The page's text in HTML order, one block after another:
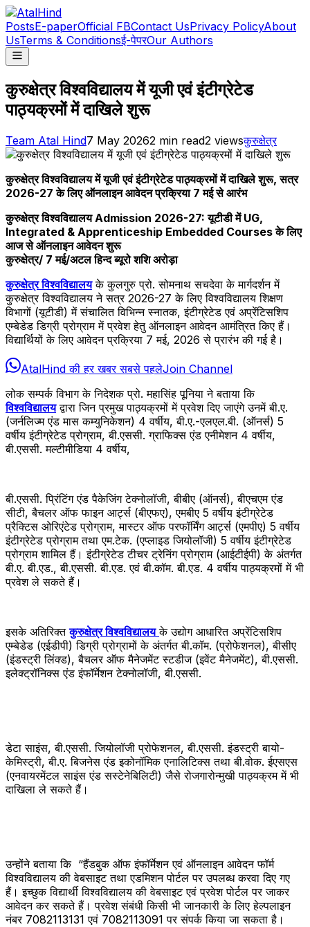
PostsE-paperOfficial FBContact UsPrivacy PolicyAbout
UsTerms & Conditionsई-पेपरOur Authors
कुरुक्षेत्र विश्वविद्यालय में यूजी एवं इंटीग्रेटेड
पाठ्यक्रमों में दाखिले शुरू
Team Atal Hind7 May 20262 min read2 viewsकुरुक्षेत्र
कुरुक्षेत्र विश्वविद्यालय में यूजी एवं इंटीग्रेटेड पाठ्यक्रमों में दाखिले शुरू, सत्र
2026-27 के लिए ऑनलाइन आवेदन प्रक्रिया 7 मई से आरंभ
कुरुक्षेत्र विश्वविद्यालय Admission 2026-27: यूटीडी में UG,
Integrated & Apprenticeship Embedded Courses के लिए
आज से ऑनलाइन आवेदन शुरू
कुरुक्षेत्र/ 7 मई/अटल हिन्द ब्यूरो शशि अरोड़ा
कुरुक्षेत्र विश्वविद्यालयके कुलगुरु प्रो. सोमनाथ सचदेवा के मार्गदर्शन में
कुरुक्षेत्र विश्वविद्यालय ने सत्र 2026-27 के लिए विश्वविद्यालय शिक्षण
विभागों (यूटीडी) में संचालित विभिन्न स्नातक, इंटीग्रेटेड एवं अप्रेंटिसशिप
एम्बेडेड डिग्री प्रोग्राम में प्रवेश हेतु ऑनलाइन आवेदन आमंत्रित किए हैं।
विद्यार्थियों के लिए आवेदन प्रक्रिया 7 मई, 2026 से प्रारंभ की गई है।
AtalHind की हर खबर सबसे पहलेJoin Channel
लोक सम्पर्क विभाग के निदेशक प्रो. महासिंह पूनिया ने बताया कि
विश्वविद्यालयद्वारा जिन प्रमुख पाठ्यक्रमों में प्रवेश दिए जाएंगे उनमें बी.ए.
(जर्नलिज्म एंड मास कम्युनिकेशन) 4 वर्षीय, बी.ए.-एलएल.बी. (ऑनर्स) 5
वर्षीय इंटीग्रेटेड प्रोग्राम, बी.एससी. ग्राफिक्स एंड एनीमेशन 4 वर्षीय,
बी.एससी. मल्टीमीडिया 4 वर्षीय,
बी.एससी. प्रिंटिंग एंड पैकेजिंग टेक्नोलॉजी, बीबीए (ऑनर्स), बीएचएम एंड
सीटी, बैचलर ऑफ फाइन आर्ट्स (बीएफए), एमबीए 5 वर्षीय इंटीग्रेटेड
प्रैक्टिस ओरिएंटेड प्रोग्राम, मास्टर ऑफ परफॉर्मिंग आर्ट्स (एमपीए) 5 वर्षीय
इंटीग्रेटेड प्रोग्राम तथा एम.टेक. (एप्लाइड जियोलॉजी) 5 वर्षीय इंटीग्रेटेड
प्रोग्राम शामिल हैं। इंटीग्रेटेड टीचर ट्रेनिंग प्रोग्राम (आईटीईपी) के अंतर्गत
बी.ए. बी.एड., बी.एससी. बी.एड. एवं बी.कॉम. बी.एड. 4 वर्षीय पाठ्यक्रमों में भी
प्रवेश ले सकते हैं।
इसके अतिरिक्तकुरुक्षेत्र विश्वविद्यालय के उद्योग आधारित अप्रेंटिसशिप
एम्बेडेड (एईडीपी) डिग्री प्रोग्रामों के अंतर्गत बी.कॉम. (प्रोफेशनल), बीसीए
(इंडस्ट्री लिंक्ड), बैचलर ऑफ मैनेजमेंट स्टडीज (इवेंट मैनेजमेंट), बी.एससी.
इलेक्ट्रॉनिक्स एंड इंफॉर्मेशन टेक्नोलॉजी, बी.एससी.
डेटा साइंस, बी.एससी. जियोलॉजी प्रोफेशनल, बी.एससी. इंडस्ट्री बायो-
केमिस्ट्री, बी.ए. बिजनेस एंड इकोनॉमिक एनालिटिक्स तथा बी.वोक. ईएसएस
(एनवायरमेंटल साइंस एंड सस्टेनेबिलिटी) जैसे रोजगारोन्मुखी पाठ्यक्रम में भी
दाखिला ले सकते हैं।
उन्होंने बताया कि “हैंडबुक ऑफ इंफॉर्मेशन एवं ऑनलाइन आवेदन फॉर्म
विश्वविद्यालय की वेबसाइट तथा एडमिशन पोर्टल पर उपलब्ध करवा दिए गए
हैं। इच्छुक विद्यार्थी विश्वविद्यालय की वेबसाइट एवं प्रवेश पोर्टल पर जाकर
आवेदन कर सकते हैं। प्रवेश संबंधी किसी भी जानकारी के लिए हेल्पलाइन
नंबर 7082113131 एवं 7082113091 पर संपर्क किया जा सकता है।